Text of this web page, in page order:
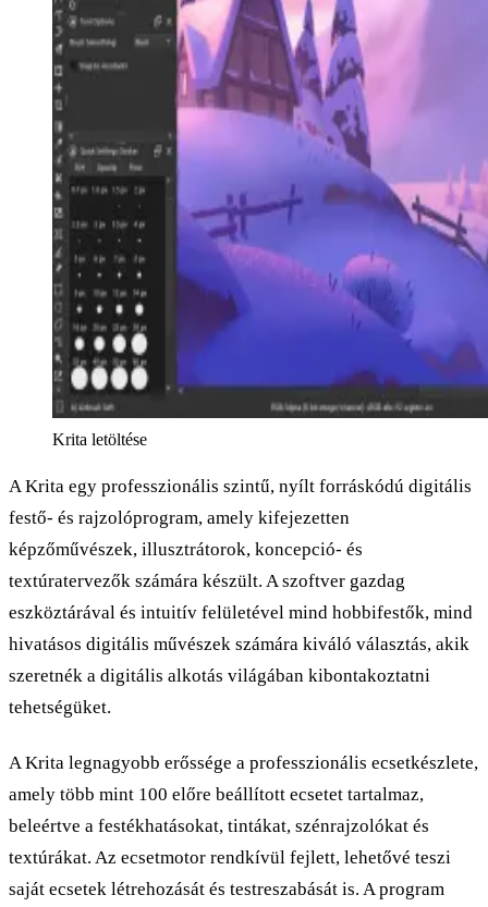
Krita letöltése
A Krita egy professzionális szintű, nyílt forráskódú digitális
festő- és rajzolóprogram, amely kifejezetten
képzőművészek, illusztrátorok, koncepció- és
textúratervezők számára készült. A szoftver gazdag
eszköztárával és intuitív felületével mind hobbifestők, mind
hivatásos digitális művészek számára kiváló választás, akik
szeretnék a digitális alkotás világában kibontakoztatni
tehetségüket.
A Krita legnagyobb erőssége a professzionális ecsetkészlete,
amely több mint 100 előre beállított ecsetet tartalmaz,
beleértve a festékhatásokat, tintákat, szénrajzolókat és
textúrákat. Az ecsetmotor rendkívül fejlett, lehetővé teszi
saját ecsetek létrehozását és testreszabását is. A program